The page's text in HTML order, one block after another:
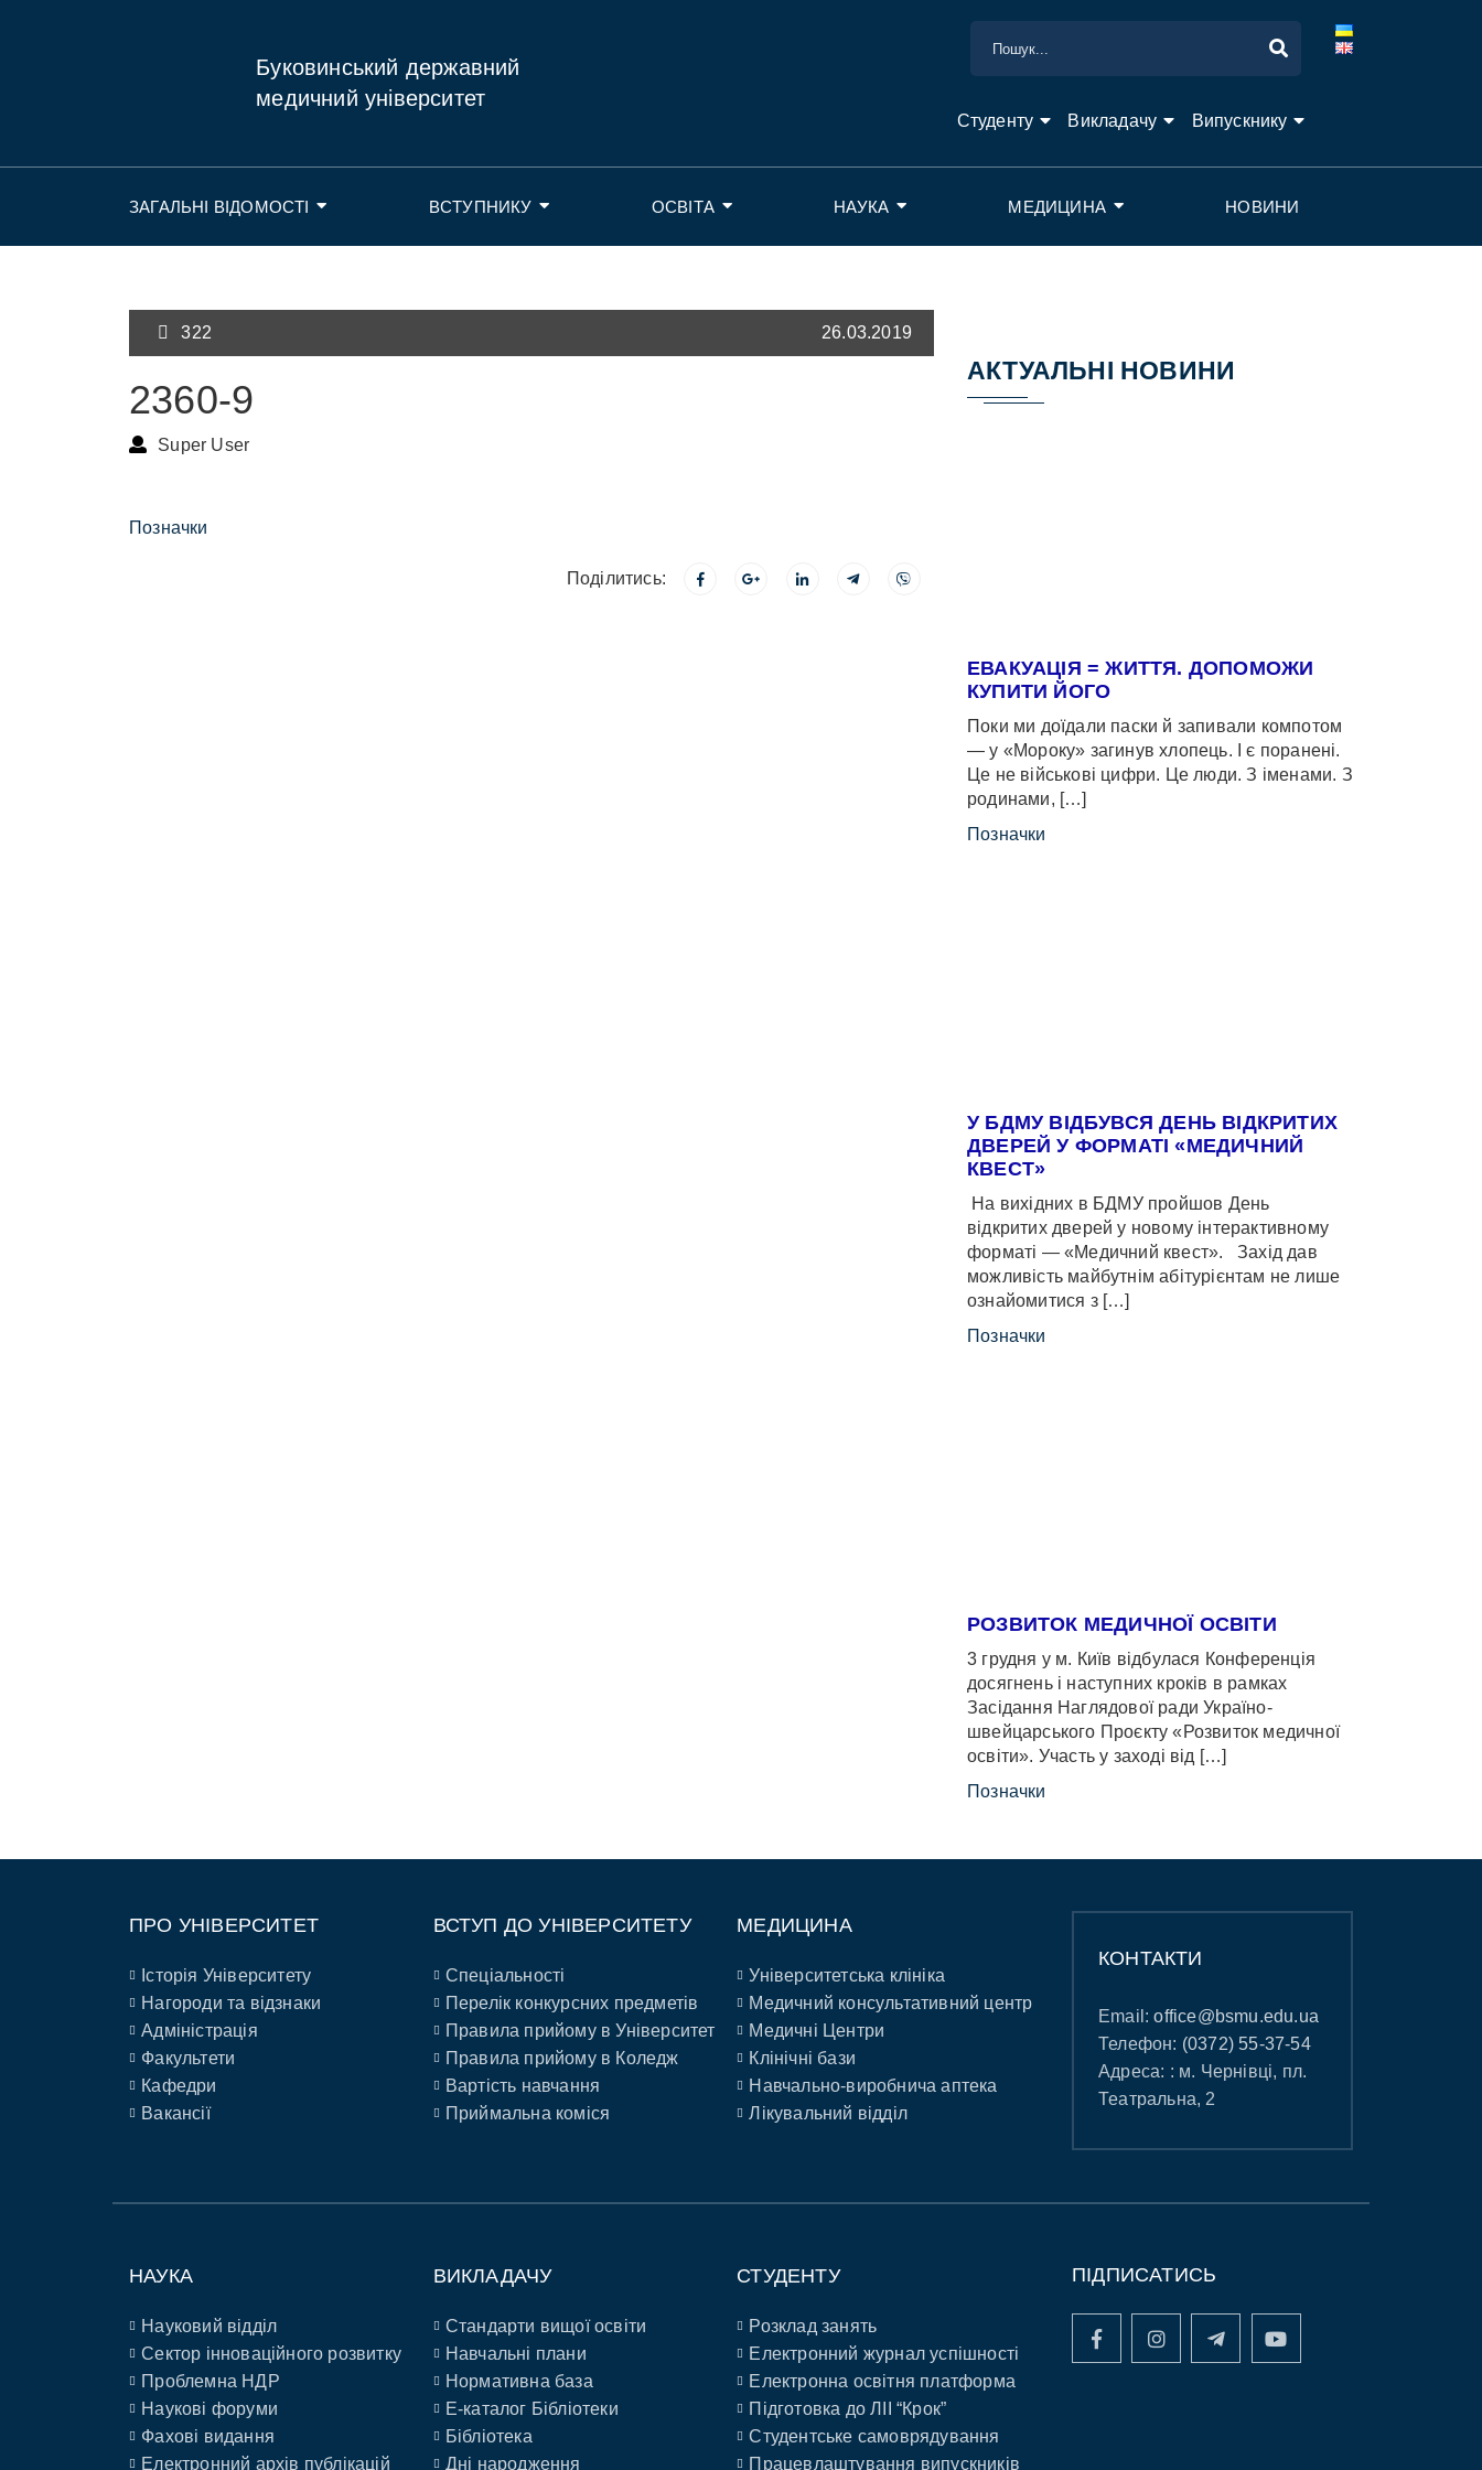
Буковинський державний
медичний університет
Студенту Викладачу Випускнику
ЗАГАЛЬНІ ВІДОМОСТІ ВСТУПНИКУ ОСВІТА НАУКА МЕДИЦИНА НОВИНИ
322 26.03.2019
2360-9
Super User
Позначки
Поділитись:
АКТУАЛЬНІ НОВИНИ
ЕВАКУАЦІЯ = ЖИТТЯ. ДОПОМОЖИ
КУПИТИ ЙОГО
Поки ми доїдали паски й запивали компотом
— у «Мороку» загинув хлопець. І є поранені.
Це не військові цифри. Це люди. З іменами. З
родинами, […]
Позначки
У БДМУ ВІДБУВСЯ ДЕНЬ ВІДКРИТИХ
ДВЕРЕЙ У ФОРМАТІ «МЕДИЧНИЙ
КВЕСТ»
На вихідних в БДМУ пройшов День
відкритих дверей у новому інтерактивному
форматі — «Медичний квест». Захід дав
можливість майбутнім абітурієнтам не лише
ознайомитися з […]
Позначки
РОЗВИТОК МЕДИЧНОЇ ОСВІТИ
3 грудня у м. Київ відбулася Конференція
досягнень і наступних кроків в рамках
Засідання Наглядової ради Україно-
швейцарського Проєкту «Розвиток медичної
освіти». Участь у заході від […]
Позначки
ПРО УНІВЕРСИТЕТ
Історія Університету
Нагороди та відзнаки
Адміністрація
Факультети
Кафедри
Вакансії
ВСТУП ДО УНІВЕРСИТЕТУ
Спеціальності
Перелік конкурсних предметів
Правила прийому в Університет
Правила прийому в Коледж
Вартість навчання
Приймальна коміся
МЕДИЦИНА
Університетська клініка
Медичний консультативний центр
Медичні Центри
Клінічні бази
Навчально-виробнича аптека
Лікувальний відділ
КОНТАКТИ
Email:office@bsmu.edu.ua
Телефон: (0372) 55-37-54
Адреса: : м. Чернівці, пл.
Театральна, 2
НАУКА
Науковий відділ
Сектор інноваційного розвитку
Проблемна НДР
Наукові форуми
Фахові видання
Електронний архів публікацій
ВИКЛАДАЧУ
Стандарти вищої освіти
Навчальні плани
Нормативна база
E-каталог Бібліотеки
Бібліотека
Дні народження
СТУДЕНТУ
Розклад занять
Електронний журнал успішності
Електронна освітня платформа
Підготовка до ЛІІ “Крок”
Студентське самоврядування
Працевлаштування випускників
ПІДПИСАТИСЬ